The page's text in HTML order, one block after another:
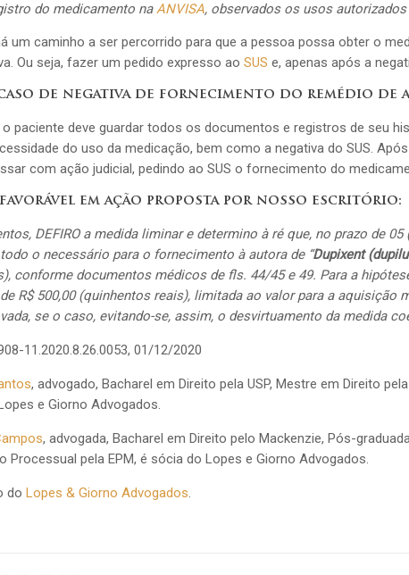
do medicamento naANVISA, observados os usos autorizados
um caminho a ser percorrido para que a pessoa possa obter o
Ou seja, fazer um pedido expresso aoSUS e, apenas após a
de negativa de fornecimento do remédio de
paciente deve guardar todos os documentos e registros de seu
do uso da medicação, bem como a negativa do SUS.
com ação judicial, pedindo ao SUS o fornecimento do
em ação proposta pornosso escritório:
DEFIRO a medida liminar e determino à ré que, no prazo de
o necessário para o fornecimento à autora de “Dupixent
conforme documentos médicos de fls. 44/45 e 49. Para a
R$ 500,00 (quinhentos reais), limitada ao valor para a aquisição
se o caso, evitando-se, assim, o desvirtuamento da medida
11.2020.8.26.0053, 01/12/2020
, advogado, Bacharel em Direito pela USP, Mestre em Direito
e Giorno Advogados.
, advogada, Bacharel em Direito pelo Mackenzie, Pós-
Processual pela EPM, é sócia do Lopes e Giorno Advogados.
doLopes & Giorno Advogados.